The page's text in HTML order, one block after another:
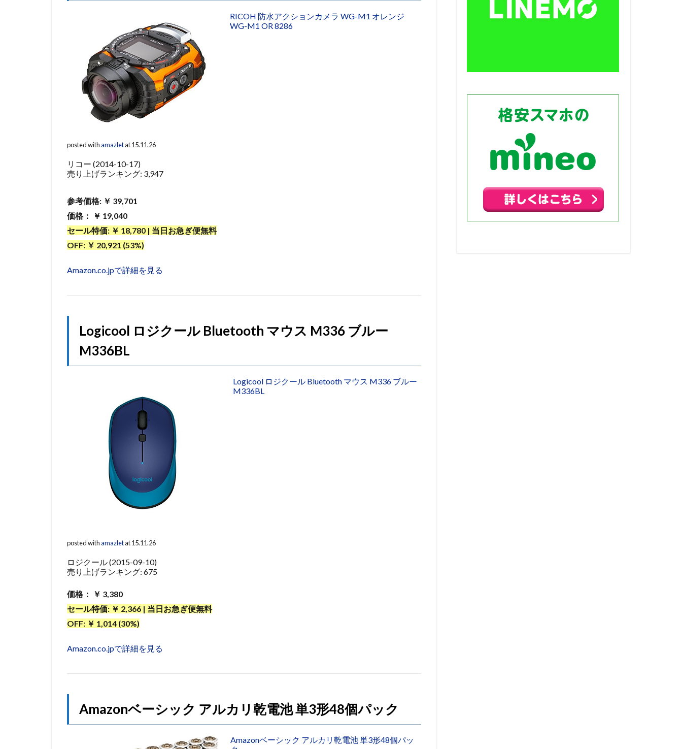
RICOH 防水アクションカメ ラ WG-M1 オレンジ
WG-M1 OR 8286
posted withamazletat 15.11.26
リコー (2014-10-17)
売り上げランキング: 3,947
参考価格: ￥ 39,701
価格： ￥ 19,040
セール特価: ￥ 18,780 | 当日お急ぎ便無料
OFF: ￥ 20,921 (53%)
Amazon.co.jpで詳細を見る
Logicool ロジクール Bluetooth マウス M336 ブルー
M336BL
Logicool ロジクール Bluetooth マウス M336 ブルー
M336BL
posted withamazletat 15.11.26
ロジクール (2015-09-10)
売り上げランキング: 675
価格： ￥ 3,380
セール特価: ￥ 2,366 | 当日お急ぎ便無料
OFF: ￥ 1,014 (30%)
Amazon.co.jpで詳細を見る
Amazonベーシック アルカリ乾電池 単3形48個パック
Amazonベーシック アルカリ乾電池 単3形48個パッ